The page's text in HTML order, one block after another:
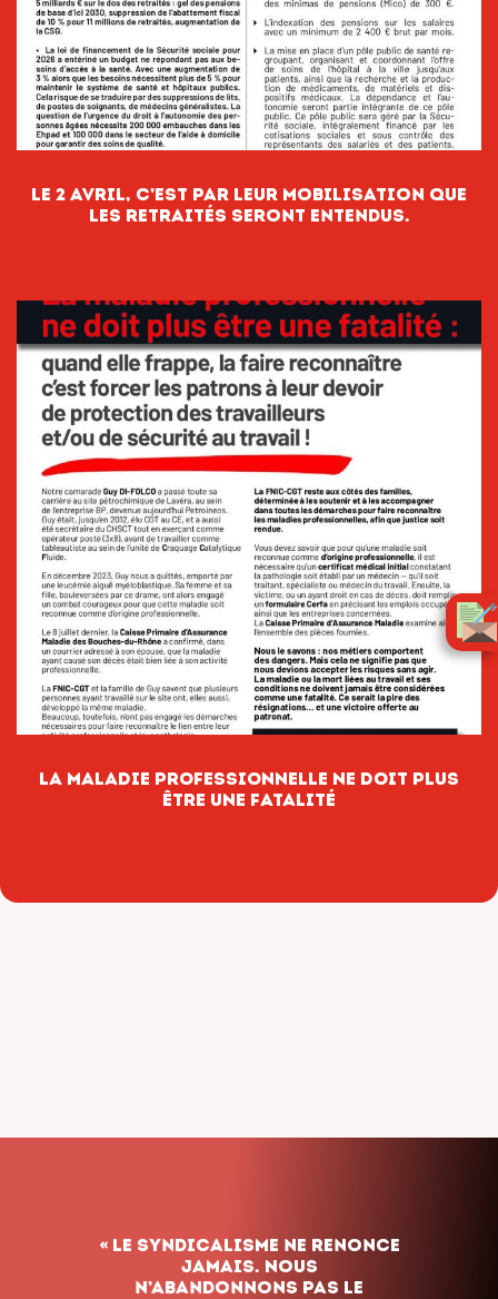
le 2 avril, c’est par leur mobilisation que
les retraités seront entendus.
LA MALADIE PROFESSIONNELLE NE DOIT PLUS
ÊTRE UNE FATALITÉ
« Le syndicalisme ne renonce
jamais. Nous
n’abandonnons pas le